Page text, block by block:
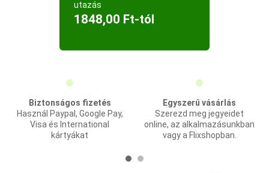
utazás
1848,00 Ft-tól
Biztonságos fizetés
Használ Paypal, Google Pay,
Visa és International
kártyákat
Egyszerű vásárlás
Szerezd meg jegyeidet
online, az alkalmazásunkban
vagy a Flixshopban.